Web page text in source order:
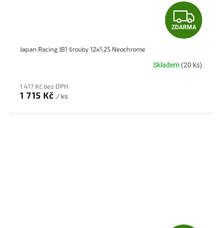
Z
D
A
A
ZDARMA
Japan Racing JB1 šrouby 12x1,25 Neochrome
Skladem (20 ks)
1 417 Kč bez DPH
1 715 Kč / ks